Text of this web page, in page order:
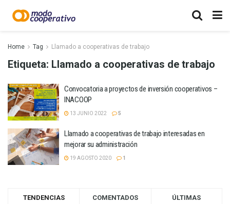
Home Tag Llamado a cooperativas de trabajo
Etiqueta: Llamado a cooperativas de trabajo
Convocatoria a proyectos de inversión cooperativos –
INACOOP
13 JUNIO 2022 5
Llamado a cooperativas de trabajo interesadas en
mejorar su administración
19 AGOSTO 2020 1
TENDENCIAS COMENTADOS ÚLTIMAS